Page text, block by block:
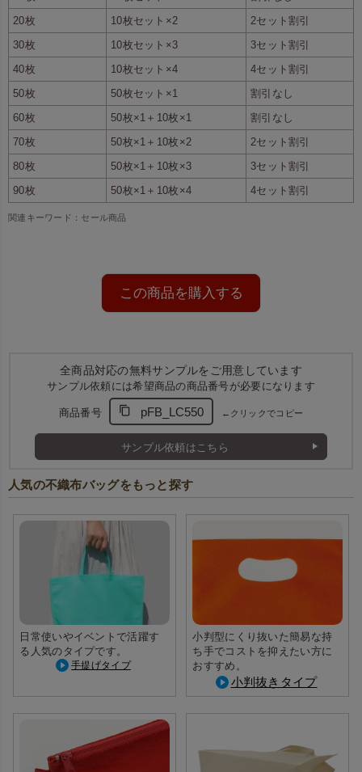
中横・大は、女性なら肩がけが
できるのが特徴。もちろん手持
ちでも使えます。
側面、底面にマチがついてい
る、総マチタイプです。
20枚
10枚セット×2
2セット割引
30枚
10枚セット×3
3セット割引
40枚
10枚セット×4
4セット割引
50枚
50枚セット×1
割引なし
60枚
50枚×1＋10枚×1
割引なし
70枚
50枚×1＋10枚×2
2セット割引
80枚
50枚×1＋10枚×3
3セット割引
90枚
50枚×1＋10枚×4 4セット割引
関連キーワード：セール商品
この商品を購入する
全商品対応の無料サンプルをご用意しています
サンプル依頼には希望商品の商品番号が必要になります
商品番号 pFB_LC550 ←クリックでコピー
サンプル依頼はこちら
人気の不織布バッグをもっと探す
日常使いやイベントで活躍す
る人気のタイプです。
手提げタイプ
小判型にくり抜いた簡易な持
ち手でコストを抑えたい方に
おすすめ。
小判抜きタイプ